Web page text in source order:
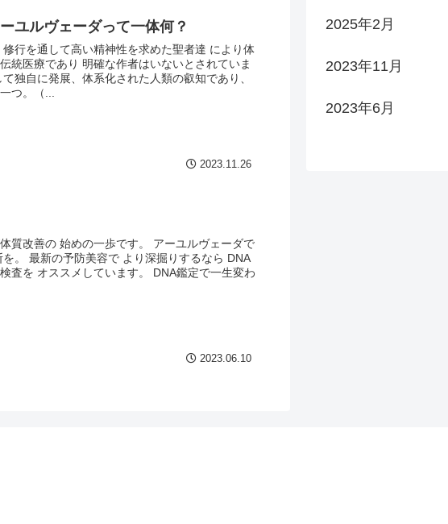
ユルヴェーダって一体何？
行を通して高い精神性を求めた聖者達 により体
統医療であり 明確な作者はいないとされていま
独自に発展、体系化された人類の叡知であり、
つ。（...
2023.11.26
質改善の 始めの一歩です。 アーユルヴェーダで
。 最新の予防美容で より深掘りするなら DNA
査を オススメしています。 DNA鑑定で一生変わ
2023.06.10
2025年2月
2023年11月
2023年6月